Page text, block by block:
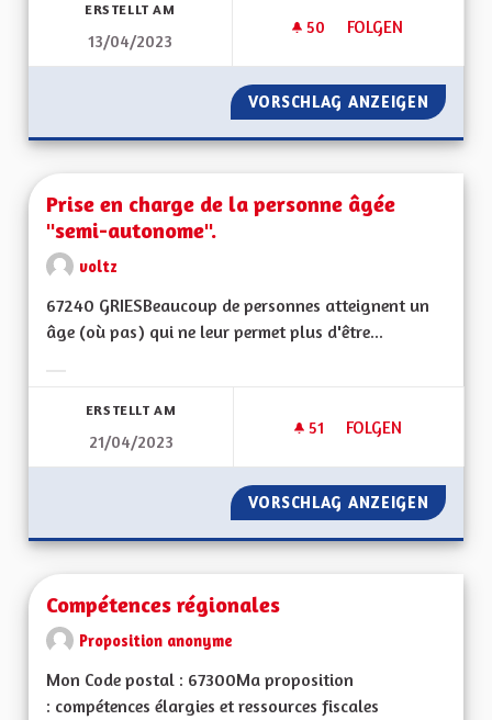
ERSTELLT AM
13/04/2023
50 50 FOLLOWER
FOLGEN
AVANTAGES DE
VORSCHLAG ANZEIGEN
Prise en charge de la personne âgée
"semi-autonome".
voltz
67240 GRIESBeaucoup de personnes atteignent un
âge (où pas) qui ne leur permet plus d'être...
ERSTELLT AM
21/04/2023
51 51 FOLLOWER
FOLGEN
VORSCHLAG ANZEIGEN PRISE
Compétences régionales
Proposition anonyme
Mon Code postal : 67300Ma proposition
: compétences élargies et ressources fiscales